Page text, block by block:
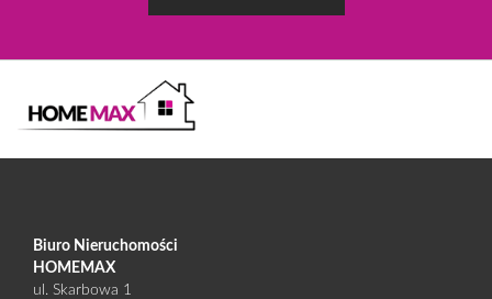
Biuro Nieruchomości
HOMEMAX
ul. Skarbowa 1